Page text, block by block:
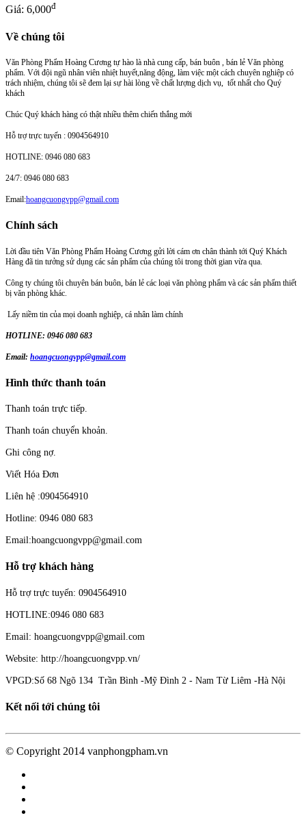
Giá: 6,000đ
Về chúng tôi
Văn Phòng Phẩm Hoàng Cương tự hào là nhà cung cấp, bán buôn , bán lẻ Văn phòng
phẩm. Với đội ngũ nhân viên nhiệt huyết,năng động, làm việc một cách chuyên nghiệp có
trách nhiệm, chúng tôi sẽ đem lại sự hài lòng về chất lượng dịch vụ, tốt nhất cho Quý
khách
Chúc Quý khách hàng có thật nhiều thêm chiến thắng mới
Hỗ trợ trực tuyến : 0904564910
HOTLINE: 0946 080 683
24/7: 0946 080 683
Email:hoangcuongvpp@gmail.com
Chính sách
Lời đầu tiên Văn Phòng Phẩm Hoàng Cương gửi lời cám ơn chân thành tới Quý Khách
Hàng đã tin tưởng sử dụng các sản phẩm của chúng tôi trong thời gian vừa qua.
Công ty chúng tôi chuyên bán buôn, bán lẻ các loại văn phòng phẩm và các sản phẩm thiết
bị văn phòng khác.
Lấy niềm tin của mọi doanh nghiệp, cá nhân làm chính
HOTLINE: 0946 080 683
Email: hoangcuongvpp@gmail.com
Hình thức thanh toán
Thanh toán trực tiếp.
Thanh toán chuyển khoản.
Ghi công nợ.
Viết Hóa Đơn
Liên hệ :0904564910
Hotline: 0946 080 683
Email:hoangcuongvpp@gmail.com
Hỗ trợ khách hàng
Hỗ trợ trực tuyến: 0904564910
HOTLINE:0946 080 683
Email: hoangcuongvpp@gmail.com
Website: http://hoangcuongvpp.vn/
VPGD:Số 68 Ngõ 134 Trần Bình -Mỹ Đình 2 - Nam Từ Liêm -Hà Nội
Kết nối tới chúng tôi
© Copyright 2014 vanphongpham.vn